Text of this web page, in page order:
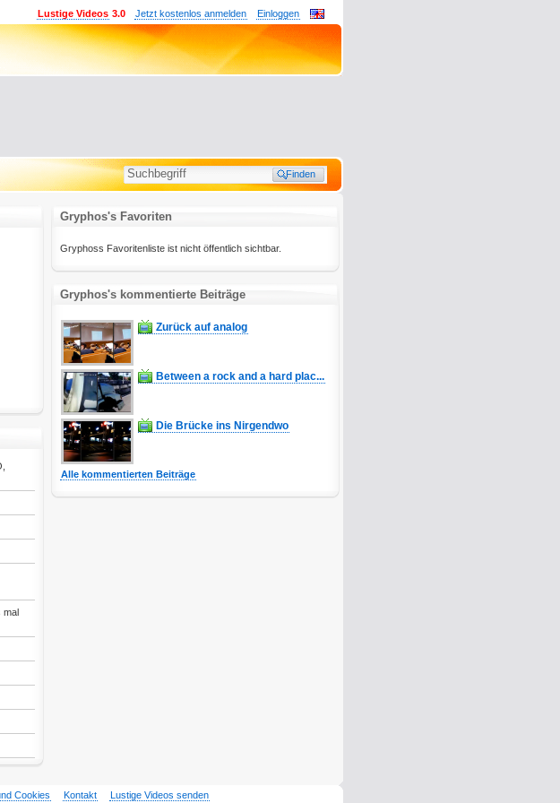
Einloggen
Jetzt kostenlos anmelden
Lustige Videos 3.0
mal
Gryphos's Favoriten
Gryphoss Favoritenliste ist nicht öffentlich sichtbar.
Gryphos's kommentierte Beiträge
Zurück auf analog
Between a rock and a hard plac...
Die Brücke ins Nirgendwo
Alle kommentierten Beiträge
Cookies Kontakt Lustige Videos senden